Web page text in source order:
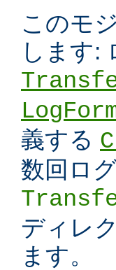
このモ
します:
義する
数回ロ
ディレ
ます。